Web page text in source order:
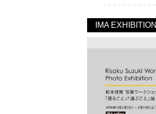
IMA EXHIBITION